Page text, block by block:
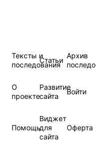
Тексты и
последования
Статьи
Архив
О
проекте
Развитие
сайта
Войти
Помощь
Виджет
для
сайта
Оферта